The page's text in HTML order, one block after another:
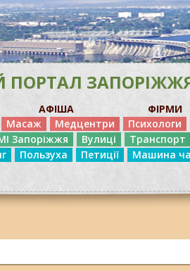
ПОРТАЛ
АФІША ФІРМИ
Масаж Медцентри Психологи
Запоріжжя Вулиці Транспорт
Пользуха Петиції Машина